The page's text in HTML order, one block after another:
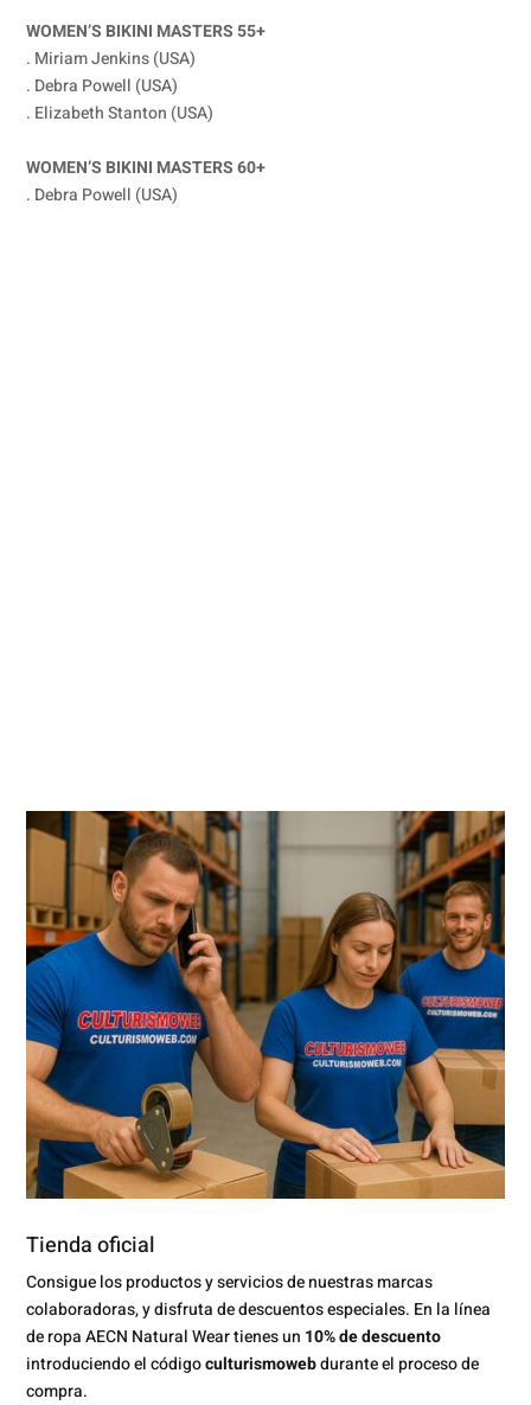
WOMEN’S BIKINI MASTERS 55+
. Miriam Jenkins (USA)
. Debra Powell (USA)
. Elizabeth Stanton (USA)
WOMEN’S BIKINI MASTERS 60+
. Debra Powell (USA)
Tienda oficial
Consigue los productos y servicios de nuestras marcas
colaboradoras, y disfruta de descuentos especiales. En la línea
de ropa AECN Natural Wear tienes un 10% de descuento
introduciendo el códigoculturismowebdurante el proceso de
compra.